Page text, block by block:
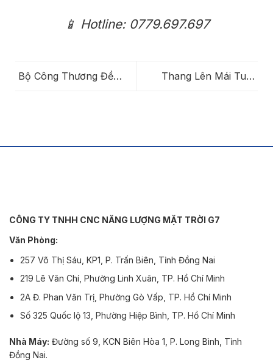
📱 Hotline: 0779.697.697
Bộ Công Thương Đề
Thang Lên Mái Tum
CÔNG TY TNHH CNC NĂNG LƯỢNG MẶT TRỜI G7
Văn Phòng:
257 Võ Thị Sáu, KP1, P. Trấn Biên, Tỉnh Đồng Nai
219 Lê Văn Chí, Phường Linh Xuân, TP. Hồ Chí Minh
2A Đ. Phan Văn Trị, Phường Gò Vấp, TP. Hồ Chí Minh
Số 325 Quốc lộ 13, Phường Hiệp Bình, TP. Hồ Chí Minh
Nhà Máy: Đường số 9, KCN Biên Hòa 1, P. Long Bình, Tỉnh
Đồng Nai.